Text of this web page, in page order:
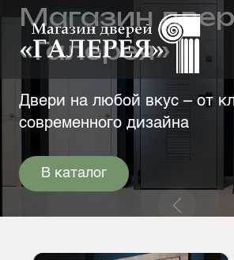
Магазин
«Галерея»
Двери на любой вкус – от
современного дизайна
В каталог